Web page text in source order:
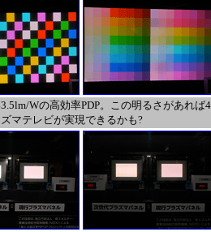
Wの高効率PDP。この明るさがあれ
マテレビが実現できるかも?